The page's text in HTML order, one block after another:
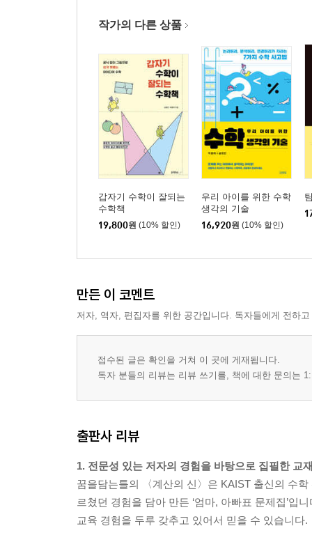
작가의 다른 상품
갑자기 수학이 잘되는
수학책
19,800원 (10% 할인)
우리 아이를 위한 수학
생각의 기술
16,920원 (10% 할인)
만든 이 코멘트
저자, 역자, 편집자를 위한 공간입니다. 독자들에게 전하
접수된 글은 확인을 거쳐 이 곳에 게재됩니다.
독자 분들의 리뷰는 리뷰 쓰기를, 책에 대한 문의는
출판사 리뷰
1. 전문성 있는 저자의 경험을 바탕으로 집필한 교
꿈을담는틀의 〈계산의 신〉은 KAIST 출신의 수
르쳤던 경험을 담아 만든 ‘엄마, 아빠표 문제집’입
교육 경험을 두루 갖추고 있어서 믿을 수 있습니다.